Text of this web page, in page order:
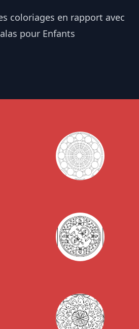
coloriages en rapport avec
pour Enfants